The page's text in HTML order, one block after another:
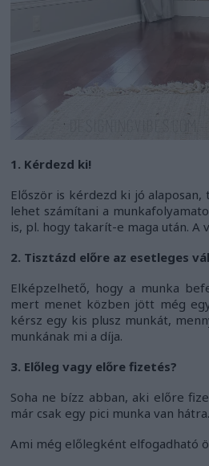
1. Kérdezd ki!
Először is kérdezd ki jó
lehet számítani a
is, pl. hogy takarít-e maga után. A
2. Tisztázd előre az esetleges
Elképzelhető, hogy a munka
mert menet közben jött még
kérsz egy kis plusz munkát,
munkának mi a díja.
3. Előleg vagy előre fizetés?
Soha ne bízz abban, aki előre
már csak egy pici munka van
Ami még előlegként elfogadható